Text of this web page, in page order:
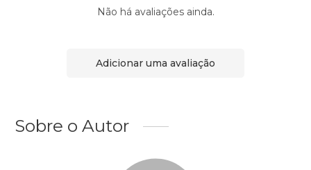
Não há avaliações ainda.
Adicionar uma avaliação
Sobre o Autor